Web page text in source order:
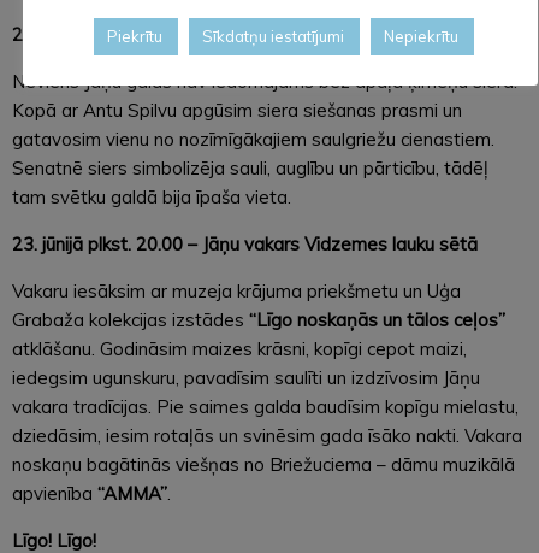
22. jūnijā plkst. 11.00 – Jāņu siera siešanas diena
Neviens Jāņu galds nav iedomājams bez apaļā ķimeņu siera.
Kopā ar Antu Spilvu apgūsim siera siešanas prasmi un
gatavosim vienu no nozīmīgākajiem saulgriežu cienastiem.
Senatnē siers simbolizēja sauli, auglību un pārticību, tādēļ
tam svētku galdā bija īpaša vieta.
23. jūnijā plkst. 20.00 – Jāņu vakars Vidzemes lauku sētā
Vakaru iesāksim ar muzeja krājuma priekšmetu un Uģa
Grabaža kolekcijas izstādes “Līgo noskaņās un tālos ceļos”
atklāšanu. Godināsim maizes krāsni, kopīgi cepot maizi,
iedegsim ugunskuru, pavadīsim saulīti un izdzīvosim Jāņu
vakara tradīcijas. Pie saimes galda baudīsim kopīgu mielastu,
dziedāsim, iesim rotaļās un svinēsim gada īsāko nakti. Vakara
noskaņu bagātinās viešņas no Briežuciema – dāmu muzikālā
apvienība “AMMA”
Līgo! Līgo!
Piekrītu Sīkdatņu iestatījumi Nepiekrītu